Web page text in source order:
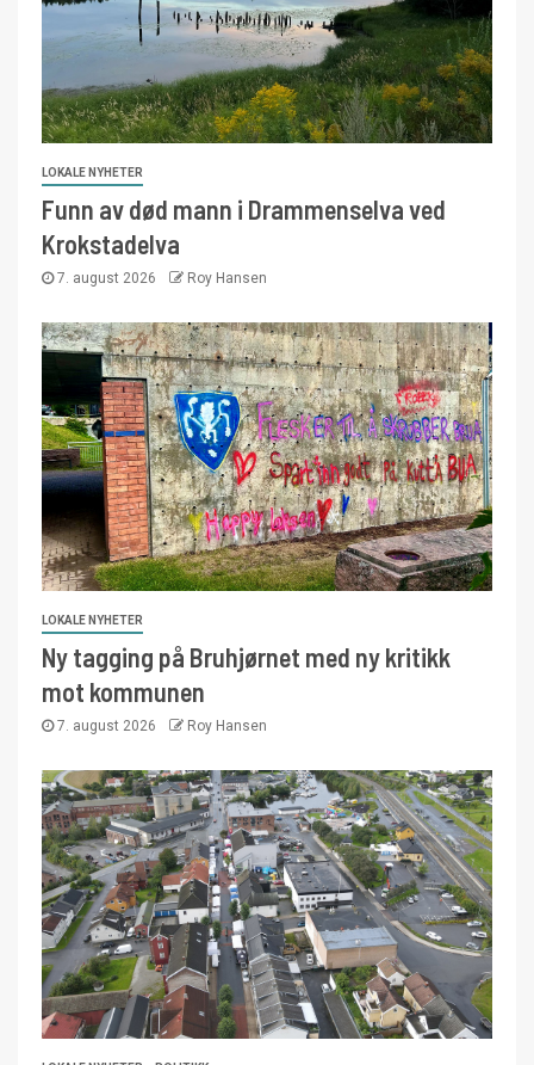
LOKALE NYHETER
Funn av død mann i Drammenselva ved
Krokstadelva
7. august 2026 Roy Hansen
LOKALE NYHETER
Ny tagging på Bruhjørnet med ny kritikk
mot kommunen
7. august 2026 Roy Hansen